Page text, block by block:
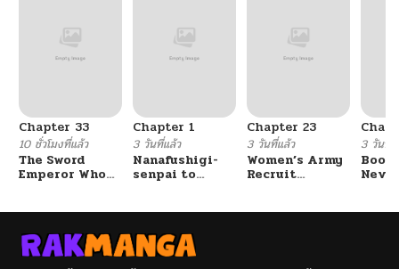
Chapter 33
10 ชั่วโมงที่แล้ว
The Sword
Emperor Who
จักรพรรดิเทพดาบ
ผงาดเหนือชาติภพ
Chapter 1
3 วันที่แล้ว
Nanafushigi-
senpai to
Chapter 23
3 วันที่แล้ว
Women’s Army
Recruit
3 วันที่